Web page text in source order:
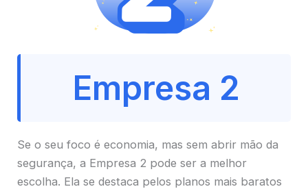
Empresa 2
Se o seu foco é economia, mas sem abrir mão da
segurança, a Empresa 2 pode ser a melhor
escolha. Ela se destaca pelos planos mais baratos